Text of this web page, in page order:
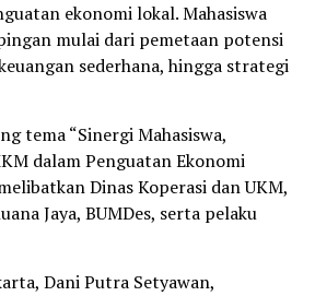
ekonomi lokal. Mahasiswa
mulai dari pemetaan potensi
sederhana, hingga strategi
tema “Sinergi Mahasiswa,
dalam Penguatan Ekonomi
Dinas Koperasi dan UKM,
Jaya, BUMDes, serta pelaku
Dani Putra Setyawan,